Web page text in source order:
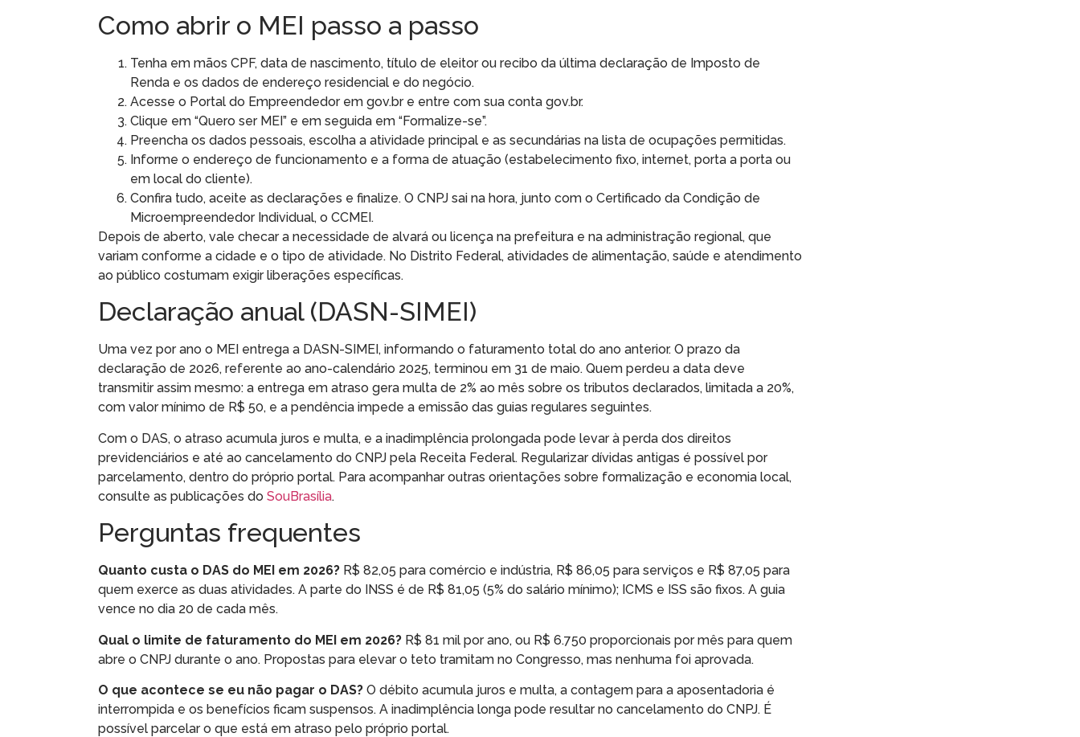
Como abrir o MEI passo a passo
Tenha em mãos CPF, data de nascimento, título de eleitor ou recibo da última declaração de Imposto de
Renda e os dados de endereço residencial e do negócio.
Acesse o Portal do Empreendedor em gov.br e entre com sua conta gov.br.
Clique em “Quero ser MEI” e em seguida em “Formalize-se”.
Preencha os dados pessoais, escolha a atividade principal e as secundárias na lista de ocupações permitidas.
Informe o endereço de funcionamento e a forma de atuação (estabelecimento fixo, internet, porta a porta ou
em local do cliente).
Confira tudo, aceite as declarações e finalize. O CNPJ sai na hora, junto com o Certificado da Condição de
Microempreendedor Individual, o CCMEI.
Depois de aberto, vale checar a necessidade de alvará ou licença na prefeitura e na administração regional, que
variam conforme a cidade e o tipo de atividade. No Distrito Federal, atividades de alimentação, saúde e atendimento
ao público costumam exigir liberações específicas.
Declaração anual (DASN-SIMEI)
Uma vez por ano o MEI entrega a DASN-SIMEI, informando o faturamento total do ano anterior. O prazo da
declaração de 2026, referente ao ano-calendário 2025, terminou em 31 de maio. Quem perdeu a data deve
transmitir assim mesmo: a entrega em atraso gera multa de 2% ao mês sobre os tributos declarados, limitada a 20%,
com valor mínimo de R$ 50, e a pendência impede a emissão das guias regulares seguintes.
Com o DAS, o atraso acumula juros e multa, e a inadimplência prolongada pode levar à perda dos direitos
previdenciários e até ao cancelamento do CNPJ pela Receita Federal. Regularizar dívidas antigas é possível por
parcelamento, dentro do próprio portal. Para acompanhar outras orientações sobre formalização e economia local,
consulte as publicações do SouBrasília.
Perguntas frequentes
Quanto custa o DAS do MEI em 2026? R$ 82,05 para comércio e indústria, R$ 86,05 para serviços e R$ 87,05 para
quem exerce as duas atividades. A parte do INSS é de R$ 81,05 (5% do salário mínimo); ICMS e ISS são fixos. A guia
vence no dia 20 de cada mês.
Qual o limite de faturamento do MEI em 2026? R$ 81 mil por ano, ou R$ 6.750 proporcionais por mês para quem
abre o CNPJ durante o ano. Propostas para elevar o teto tramitam no Congresso, mas nenhuma foi aprovada.
O que acontece se eu não pagar o DAS? O débito acumula juros e multa, a contagem para a aposentadoria é
interrompida e os benefícios ficam suspensos. A inadimplência longa pode resultar no cancelamento do CNPJ. É
possível parcelar o que está em atraso pelo próprio portal.